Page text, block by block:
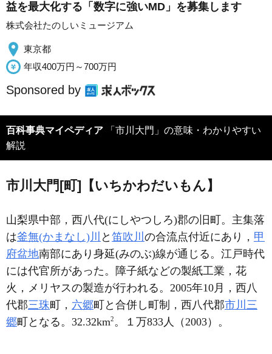
益を最大化する「数字に強いMD」を募集します
株式会社たのしいミュージアム
東京都
年収400万円～700万円
Sponsored by
百科事典マイペディア
解説
市川大門[町]【いちかわだいもん】
山梨県中部，西八代(にしやつしろ)郡の旧町。主集落
は釜無(かまなし)川 と 笛吹川 の合流点付近にあり， 甲
府盆地南部にあり身延(みのぶ)線が通じる。江戸時代
には代官所があった。障子紙などの製紙工業，花
火，メリヤスの製造が行われる。2005年10月，西八
代郡三珠町， 六郷町と合併し町制，西八代郡市川三
郷町となる。32.32km2。１万833人（2003）。